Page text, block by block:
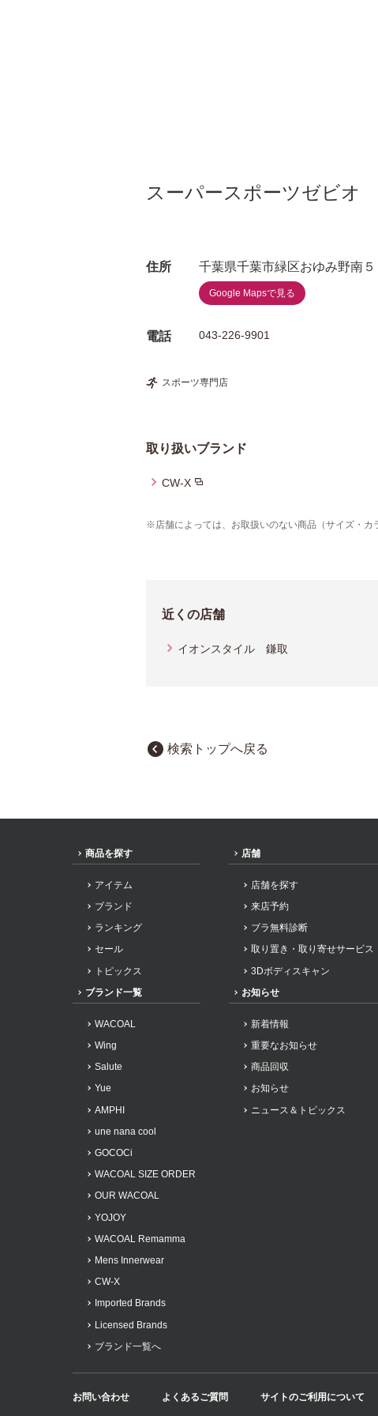
スーパースポーツゼビオ
住所 千葉県千葉市緑区おゆみ野南５
Google Mapsで見る
電話 043-226-9901
スポーツ専門店
取り扱いブランド
CW-X
※店舗によっては、お取扱いのない商品（サイズ・カ
近くの店舗
イオンスタイル 鎌取
検索トップへ戻る
商品を探す
アイテム
ブランド
ランキング
セール
トピックス
ブランド一覧
WACOAL
Wing
Salute
Yue
AMPHI
une nana cool
GOCOCi
WACOAL SIZE ORDER
OUR WACOAL
YOJOY
WACOAL Remamma
Mens Innerwear
CW-X
Imported Brands
Licensed Brands
ブランド一覧へ
店舗
店舗を探す
来店予約
ブラ無料診断
取り置き・取り寄せサービス
3Dボディスキャン
お知らせ
新着情報
重要なお知らせ
商品回収
お知らせ
ニュース＆トピックス
お問い合わせ よくあるご質問 サイトのご利用について